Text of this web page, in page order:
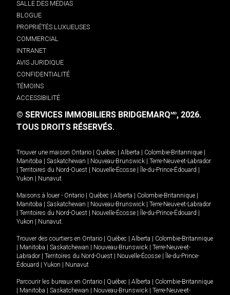
SALLE DES MÉDIAS
BLOGUE
PROPRIÉTÉS LUXUEUSES
COMMERCIAL
INTRANET
AVIS JURIDIQUE
CONFIDENTIALITÉ
TÉMOINS
ACCESSIBILITÉ
© SERVICES IMMOBILIERS BRIDGEMARQMD, 2026.
TOUS DROITS RÉSERVÉS.
Trouver une maison Ontario Québec Alberta Colombie-Britannique
Manitoba
Saskatchewan Nouveau-Brunswick
Terre-Neuve-et-Labrador
Territoires du Nord-Ouest Nouvelle-Écosse Île-du-Prince-Édouard
Yukon
Nunavut.
Maisons à louer - Ontario Québec Alberta Colombie-Britannique
Manitoba
Saskatchewan Nouveau-Brunswick
Terre-Neuve-et-Labrador
Territoires du Nord-Ouest Nouvelle-Écosse Île-du-Prince-Édouard
Yukon
Nunavut.
Trouver des courtiers en Ontario Québec Alberta
Colombie-Britannique
Manitoba Saskatchewan Nouveau-Brunswick
Terre-Neuve-et-
Labrador
Territoires du Nord-Ouest Nouvelle-Écosse
Île-du-Prince-
Édouard
Yukon Nunavut
Parcourir les bureaux en Ontario Québec Alberta
Colombie-Britannique
Manitoba Saskatchewan Nouveau-Brunswick
Terre-Neuve-et-